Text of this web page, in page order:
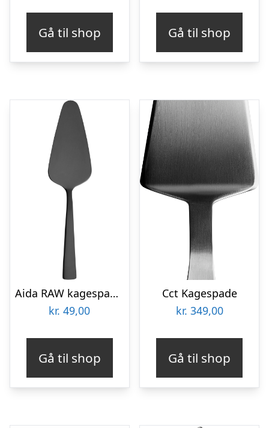
Gå til shop Gå til shop
Aida RAW kagespade i rustfrit stål, sort
kr. 49,00
Gå til shop
Cct Kagespade
kr. 349,00
Gå til shop